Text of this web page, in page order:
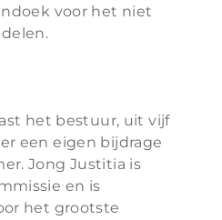
voor het niet
het bestuur, uit vijf
een eigen bijdrage
Jong Justitia is
en is
het grootste